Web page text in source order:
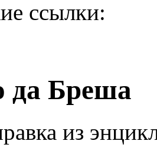
ссылки:
да Бреша
из